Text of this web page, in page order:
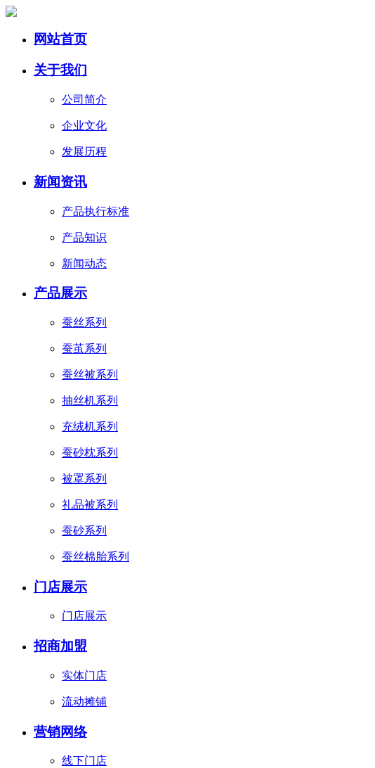
网站首页
关于我们
公司简介
企业文化
发展历程
新闻资讯
产品执行标准
产品知识
新闻动态
产品展示
蚕丝系列
蚕茧系列
蚕丝被系列
抽丝机系列
充绒机系列
蚕砂枕系列
被罩系列
礼品被系列
蚕砂系列
蚕丝棉胎系列
门店展示
门店展示
招商加盟
实体门店
流动摊铺
营销网络
线下门店